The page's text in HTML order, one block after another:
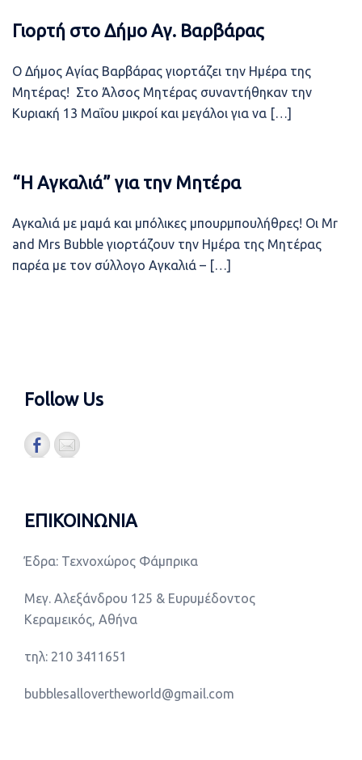
Γιορτή στο Δήμο Αγ. Βαρβάρας
Ο Δήμος Αγίας Βαρβάρας γιορτάζει την Ημέρα της
Μητέρας! Στο Άλσος Μητέρας συναντήθηκαν την
Κυριακή 13 Μαΐου μικροί και μεγάλοι για να […]
“Η Αγκαλιά” για την Μητέρα
Αγκαλιά με μαμά και μπόλικες μπουρμπουλήθρες! Οι Mr
and Mrs Bubble γιορτάζουν την Ημέρα της Μητέρας
παρέα με τον σύλλογο Αγκαλιά – […]
Follow Us
ΕΠΙΚΟΙΝΩΝΙΑ
Έδρα: Τεχνοχώρος Φάμπρικα
Μεγ. Αλεξάνδρου 125 & Ευρυμέδοντος
Κεραμεικός, Αθήνα
τηλ: 210 3411651
bubblesallovertheworld@gmail.com